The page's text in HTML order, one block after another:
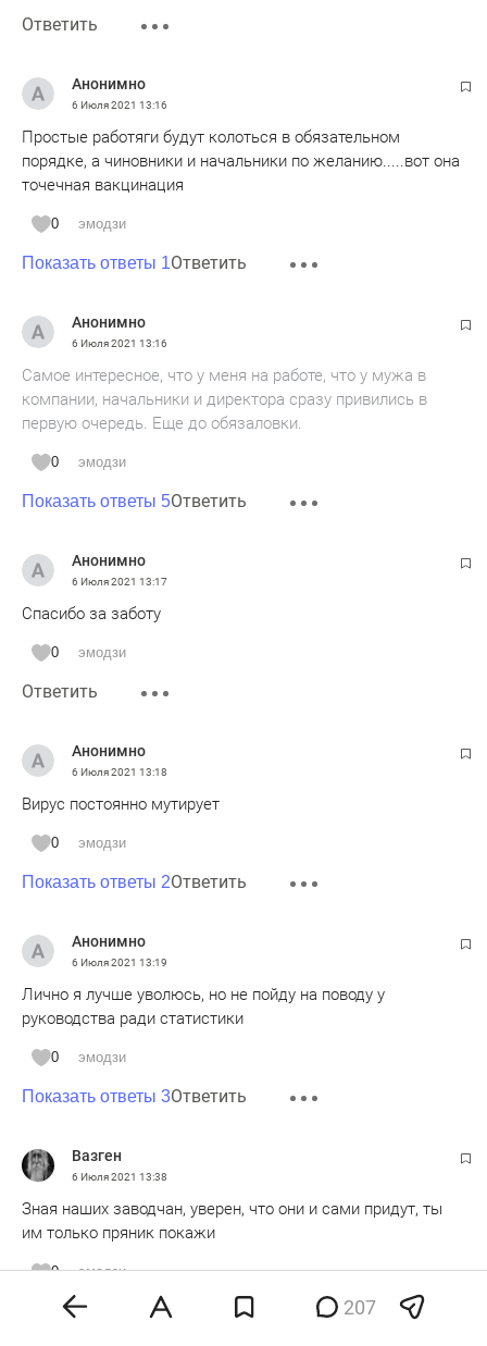
Ответить
Анонимно
6 Июля 2021 13:16
Простые работяги будут колоться в обязательном
порядке, а чиновники и начальники по желанию.....вот она
точечная вакцинация
0 эмодзи
Показать ответы 1Ответить
Анонимно
6 Июля 2021 13:16
Самое интересное, что у меня на работе, что у мужа в
компании, начальники и директора сразу привились в
первую очередь. Еще до обязаловки.
0 эмодзи
Показать ответы 5Ответить
Анонимно
6 Июля 2021 13:17
Спасибо за заботу
0 эмодзи
Ответить
Анонимно
6 Июля 2021 13:18
Вирус постоянно мутирует
0 эмодзи
Показать ответы 2Ответить
Анонимно
6 Июля 2021 13:19
Лично я лучше уволюсь, но не пойду на поводу у
руководства ради статистики
0 эмодзи
Показать ответы 3Ответить
Вазген
6 Июля 2021 13:38
Зная наших заводчан, уверен, что они и сами придут, ты
им только пряник покажи
0 эмодзи
Ответить 207